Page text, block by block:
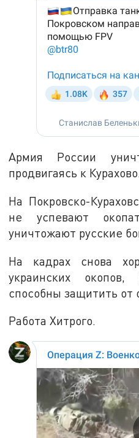
Армия России
продвигаясь к Курахово.
На Покровско-
не успевают
уничтожают русские
На кадрах снова
украинских
способны защитить от
Работа Хитрого.